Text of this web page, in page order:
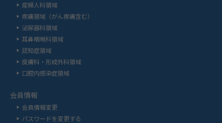
産婦人科領域
疼痛領域（がん疼痛含む）
泌尿器科領域
耳鼻咽喉科領域
認知症領域
皮膚科・形成外科領域
口腔内感染症領域
会員情報
会員情報変更
パスワードを変更する